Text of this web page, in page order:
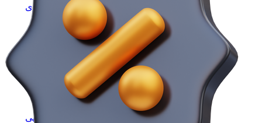
همه دستگاه های تولید سلولزی
دستگاه های تولید پلیمری
دستگاه های تولید پلیمری
خط تولید کیسه فریزر
خط تولید کیسه زباله
خط تولید نایلون دسته دار
خط تولید طاقه نایلون مادر
همه دستگاه های تولید پلیمری
خط تولید مواد غذایی
خط تولید مواد غذایی
خط تولید بسته‌بندی مواد غذایی